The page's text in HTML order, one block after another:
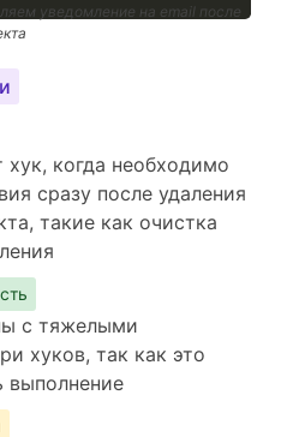
уведомление на email после
хук, когда необходимо
сразу после удаления
такие как очистка
с тяжелыми
хуков, так как это
выполнение